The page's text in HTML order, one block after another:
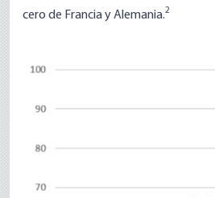
cero de Francia y Alemania.2